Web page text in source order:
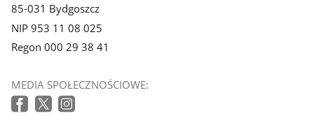
85-031 Bydgoszcz
NIP 953 11 08 025
Regon 000 29 38 41
MEDIA SPOŁECZNOŚCIOWE: